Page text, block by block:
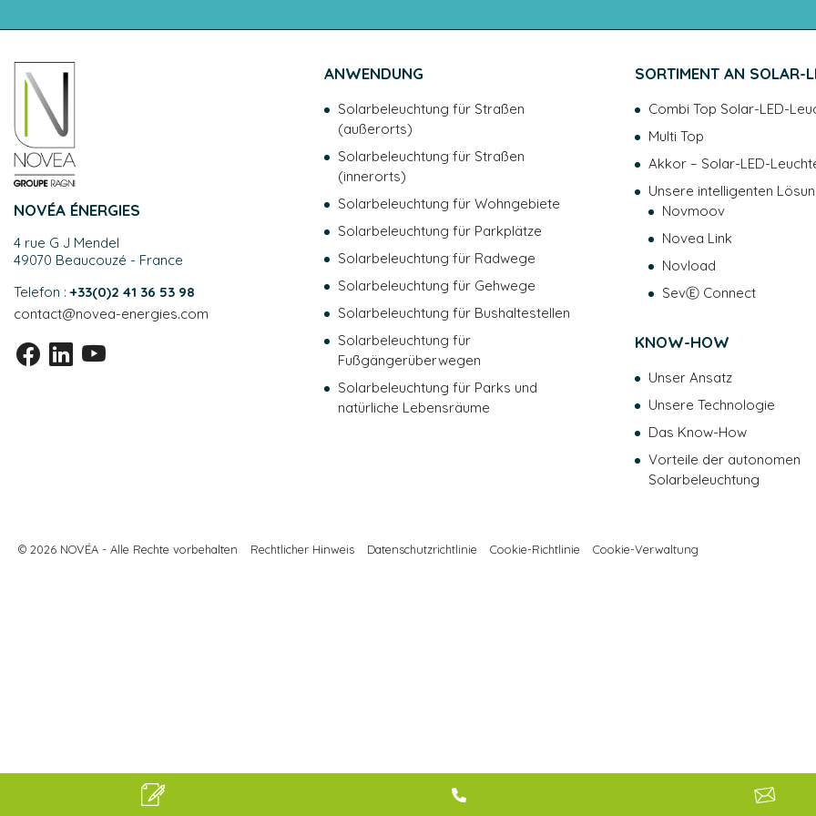
erteilen. Sie haben
kontaktieren: dpo@novea-
einzureichen. Um mehr über
erfahren, lesen Sie bitte unsere
NOVÉA ÉNERGIES
4 rue G J Mendel
49070 Beaucouzé - France
Telefon :+33(0)2 41 36 53 98
contact@novea-energies.com
ANWENDUNG
Solarbeleuchtung für Straßen
(außerorts)
Solarbeleuchtung für Straßen
(innerorts)
Solarbeleuchtung für Wohngebiete
Solarbeleuchtung für Parkplätze
Solarbeleuchtung für Radwege
Solarbeleuchtung für Gehwege
Solarbeleuchtung für Bushaltestellen
Solarbeleuchtung für
Fußgängerüberwegen
Solarbeleuchtung für Parks und
natürliche Lebensräume
SORTIMENT AN SOLAR-
Combi Top Solar-LED-
Multi Top
Akkor – Solar-LED-
Unsere intelligenten
Novmoov
Novea Link
Novload
SevⒺ Connect
KNOW-HOW
Unser Ansatz
Unsere Technologie
Das Know-How
Vorteile der autonomen
Solarbeleuchtung
© 2026 NOVÉA - Alle Rechte vorbehalten Rechtlicher Hinweis Datenschutzrichtlinie Cookie-Richtlinie Cookie-Verwaltung